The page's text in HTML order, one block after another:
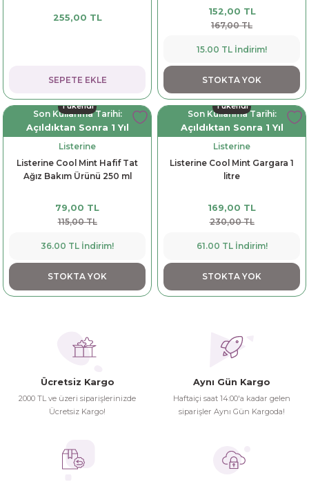
Sporcu Takviyeleri
Pekmez-Bal-Macun
Propolis-Arı ve Ürünleri
Quercetin
Resveratrol
255,00 TL
SEPETE EKLE
152,00 TL
167,00 TL
15.00 TL İndirim!
STOKTA YOK
Tükendi
Son Kullanma Tarihi:
Açıldıktan Sonra 1 Yıl
Listerine
Listerine Cool Mint Hafif Tat
Ağız Bakım Ürünü 250 ml
79,00 TL
115,00 TL
36.00 TL İndirim!
STOKTA YOK
Tükendi
Son Kullanma Tarihi:
Açıldıktan Sonra 1 Yıl
Listerine
Listerine Cool Mint Gargara 1
litre
169,00 TL
230,00 TL
61.00 TL İndirim!
STOKTA YOK
Ücretsiz Kargo
2000 TL ve üzeri siparişlerinizde
Ücretsiz Kargo!
Aynı Gün Kargo
Haftaiçi saat 14:00'a kadar gelen
siparişler Aynı Gün Kargoda!